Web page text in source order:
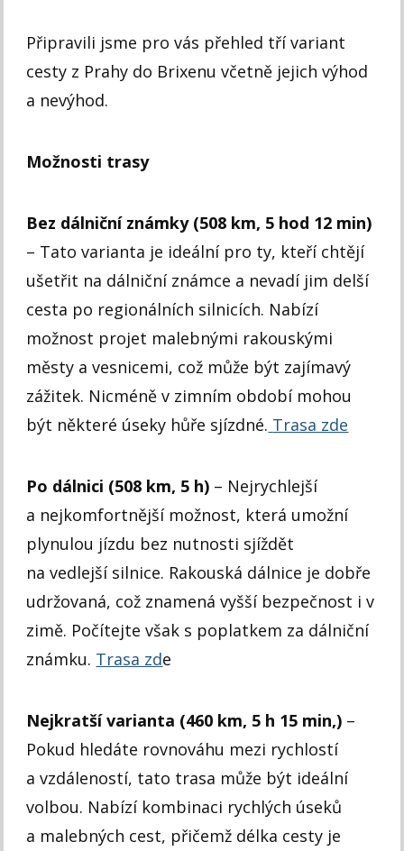
Připravili jsme pro vás přehled tří variant
cesty z Prahy do Brixenu včetně jejich výhod
a nevýhod.
Možnosti trasy
Bez dálniční známky (508 km, 5 hod 12 min)
– Tato varianta je ideální pro ty, kteří chtějí
ušetřit na dálniční známce a nevadí jim delší
cesta po regionálních silnicích. Nabízí
možnost projet malebnými rakouskými
městy a vesnicemi, což může být zajímavý
zážitek. Nicméně v zimním období mohou
být některé úseky hůře sjízdné. Trasa zde
Po dálnici (508 km, 5 h) – Nejrychlejší
a nejkomfortnější možnost, která umožní
plynulou jízdu bez nutnosti sjíždět
na vedlejší silnice. Rakouská dálnice je dobře
udržovaná, což znamená vyšší bezpečnost i v
zimě. Počítejte však s poplatkem za dálniční
známku. Trasa zde
Nejkratší varianta (460 km, 5 h 15 min,) –
Pokud hledáte rovnováhu mezi rychlostí
a vzdáleností, tato trasa může být ideální
volbou. Nabízí kombinaci rychlých úseků
a malebných cest, přičemž délka cesty je